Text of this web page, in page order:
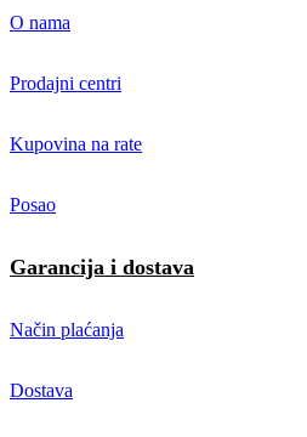
O nama
Prodajni centri
Kupovina na rate
Posao
Garancija i dostava
Način plaćanja
Dostava